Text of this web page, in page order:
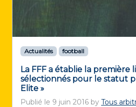
Actualités football
La FFF a établie la première
sélectionnés pour le statut
Elite »
Publié le 9 juin 2016 by Tous